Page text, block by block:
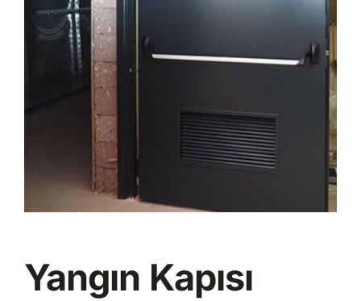
Yangın Kapısı